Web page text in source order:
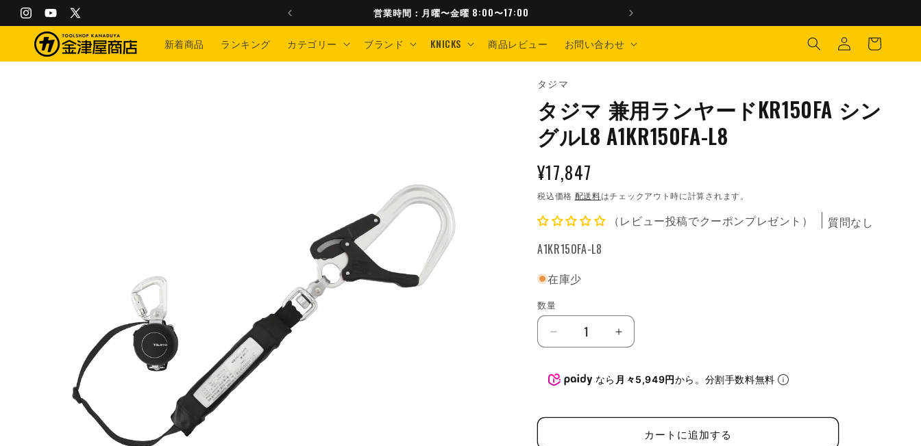
ンツに
進む
InstagramYouTube
X
(Twitter)
1万円以上のお買い上げで送料弊社負担です！ 営業時間：月曜〜金曜 8:00〜17:00
新着商品 ランキング カテゴリー ブランド KNICKS 商品レビュー お問い合わせ
イ
ン・
新規
カ
ー
ト
タジマ
タジマ 兼用ランヤードKR150FA シン
グルL8 A1KR150FA-L8
通
常
価
格
¥17,847
税込価格 配送料はチェックアウト時に計算されます。
（レビュー投稿でクーポンプレゼント）
質問なし
SKU:
A1KR150FA-L8
在庫少
数
量
数量
マ
兼
ラ
タ
マ
兼
ラ
なら 月々5,949円から。分割手数料無料
カートに追加する